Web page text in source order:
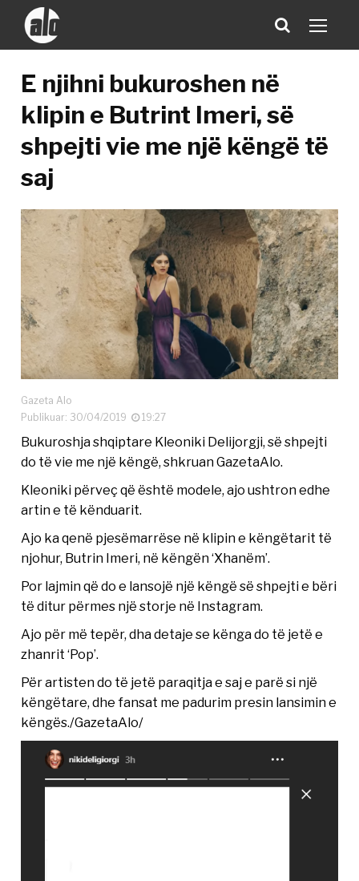
E njihni bukuroshen në
klipin e Butrint Imeri, së
shpejti vie me një këngë të
saj
Gazeta Alo
Publikuar: 30/04/2019
19:27
Bukuroshja shqiptare Kleoniki Delijorgji, së shpejti
do të vie me një këngë, shkruan GazetaAlo.
Kleoniki përveç që është modele, ajo ushtron edhe
artin e të kënduarit.
Ajo ka qenë pjesëmarrëse në klipin e këngëtarit të
njohur, Butrin Imeri, në këngën ‘Xhanëm’.
Por lajmin që do e lansojë një këngë së shpejti e bëri
të ditur përmes një storje në Instagram.
Ajo për më tepër, dha detaje se kënga do të jetë e
zhanrit ‘Pop’.
Për artisten do të jetë paraqitja e saj e parë si një
këngëtare, dhe fansat me padurim presin lansimin e
këngës./GazetaAlo/